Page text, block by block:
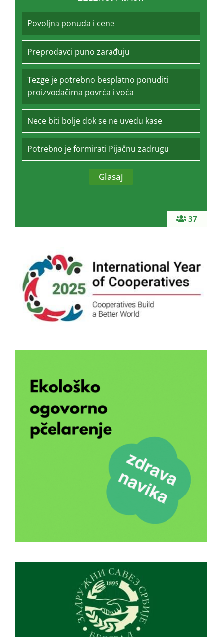
37
Povoljna ponuda i cene
Preprodavci puno zarađuju
Tezge je potrebno besplatno ponuditi
proizvođačima povrća i voća
Nece biti bolje dok se ne uvedu kase
Potrebno je formirati Pijačnu zadrugu